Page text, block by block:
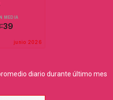
diario durante último mes